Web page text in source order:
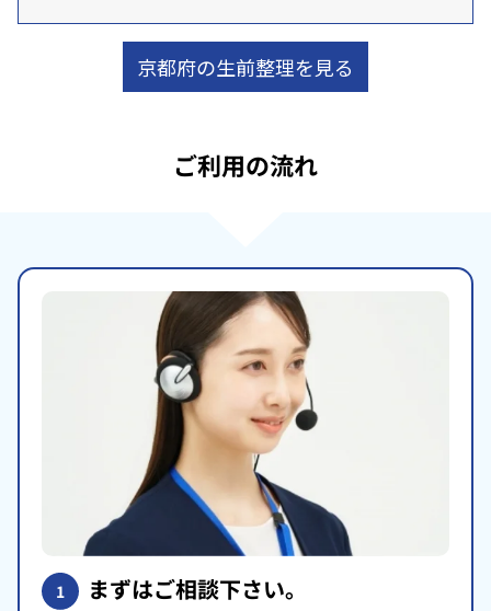
京都府の生前整理を見る
ご利用の流れ
1 まずはご相談下さい。